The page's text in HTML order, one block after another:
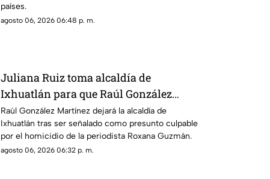
países.
agosto 06, 2026 06:48 p. m.
Juliana Ruiz toma alcaldía de
Ixhuatlán para que Raúl González
enfrente investigación por homicidio
Raúl González Martínez dejará la alcaldía de
Ixhuatlán tras ser señalado como presunto culpable
por el homicidio de la periodista Roxana Guzmán.
agosto 06, 2026 06:32 p. m.